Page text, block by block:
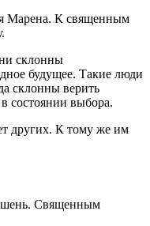
Марена. К священным
склонны
будущее. Такие люди
склонны верить
состоянии выбора.
других. К тому же им
Священным